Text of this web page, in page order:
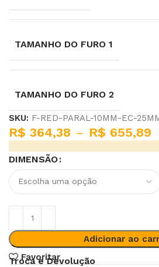
TAMANHO DO FURO 1
TAMANHO DO FURO 2
SKU: F-RED-PARAL-10MM-EC-
R$ 364,38 – R$ 655,89
DIMENSÃO
Adicionar ao
Favoritar
Troca e Devolução